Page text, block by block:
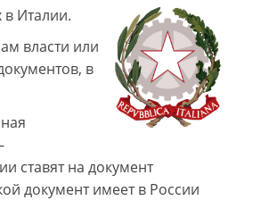
в Италии.
власти или
в
ставят на документ
документ имеет в России